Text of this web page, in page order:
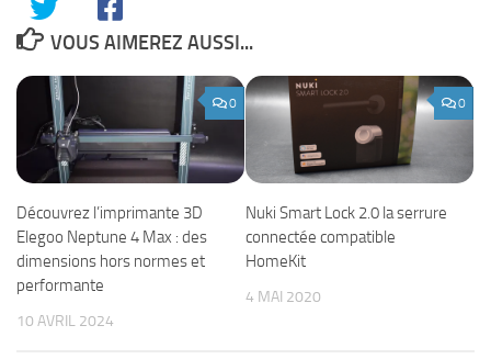
VOUS AIMEREZ AUSSI...
0
Découvrez l’imprimante 3D
Elegoo Neptune 4 Max : des
dimensions hors normes et
performante
10 AVRIL 2024
0
Nuki Smart Lock 2.0 la serrure
connectée compatible
HomeKit
4 MAI 2020